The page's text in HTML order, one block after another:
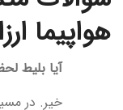
هواپیما
آیا بلیط
خیر. در